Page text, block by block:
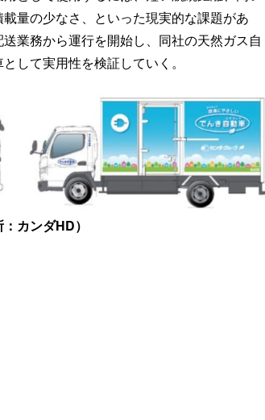
量の少なさ、といった現実的な課題があ
業務から運行を開始し、同社の天然ガス自
して実用性を検証していく。
カンダHD）